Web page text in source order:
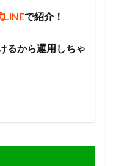
LINEで紹介！
るから運用しちゃ